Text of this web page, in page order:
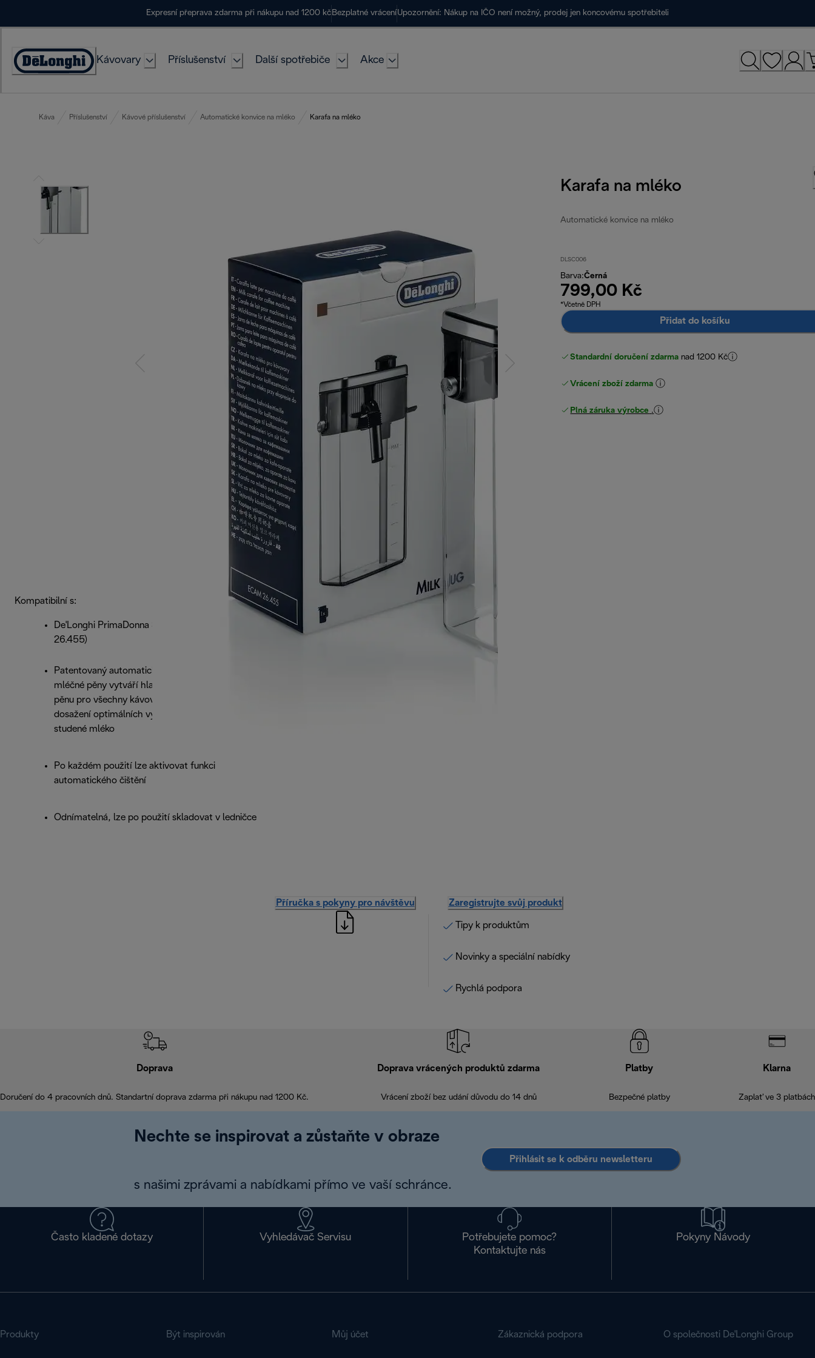
Expresní přeprava zdarma při nákupu nad 1200 kč Bezplatné vráceníUpozornění: Nákup na IČO není možný, prodej jen koncovému spotřebiteli
Accessibility
Kávovary Příslušenství Další spotřebiče Akce
Káva Příslušenství Kávové příslušenství Automatické konvice na mléko Karafa na mléko
Karafa na mléko
Automatické konvice na mléko
DLSC006
Barva:Černá
799,00 Kč
*Včetně DPH
Přidat do košíku
Standardní doručení zdarma nad 1200 Kč
Vrácení zboží zdarma
Plná záruka výrobce .
Kompatibilní s:
De'Longhi PrimaDonna S DE LUXE (ECAM -
26.455)
Patentovaný automatický systém k přípravě
mléčné pěny vytváří hladkou a hustou mléčnou
pěnu pro všechny kávové nápoje s mlékem; pro
dosažení optimálních výsledků používejte
studené mléko
Po každém použití lze aktivovat funkci
automatického čištění
Odnímatelná, lze po použití skladovat v ledničce
Příručka s pokyny pro návštěvu Zaregistrujte svůj produkt
Tipy k produktům
Novinky a speciální nabídky
Rychlá podpora
Doprava
Doručení do 4 pracovních dnů. Standartní doprava zdarma při nákupu nad 1200 Kč.
Doprava vrácených produktů zdarma
Vrácení zboží bez udání důvodu do 14 dnů
Platby
Bezpečné platby
Klarna
Zaplať ve 3 platbách
Nechte se inspirovat a zůstaňte v obraze
s našimi zprávami a nabídkami přímo ve vaší schránce.
Přihlásit se k odběru newsletteru
Často kladené dotazy Vyhledávač Servisu
Potřebujete pomoc?
Kontaktujte nás
Pokyny Návody
Produkty Být inspirován Můj účet Zákaznická podpora O společnosti De'Longhi Group